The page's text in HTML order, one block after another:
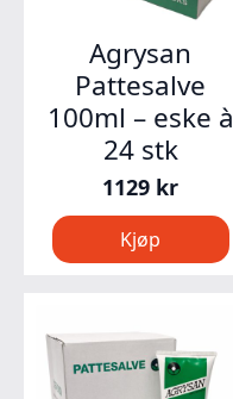
Agrysan
Pattesalve
100ml – eske à
24 stk
1129 kr
Kjøp